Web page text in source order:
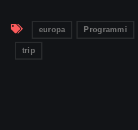
europa Programmi
trip